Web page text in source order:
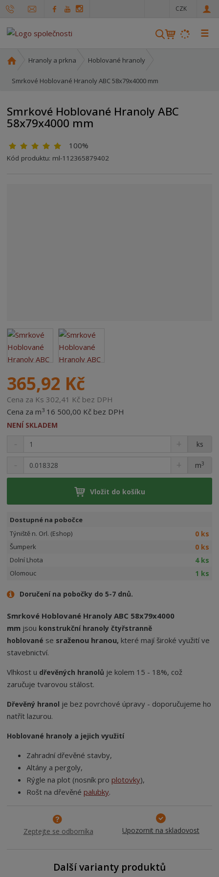
CZK
V
a
t
☰
o
í
s
a
Hranoly a prkna Hoblované hranoly
Smrkové Hoblované Hranoly ABC 58x79x4000 mm
Smrkové Hoblované Hranoly ABC
58x79x4000 mm
100%
Kód produktu: ml-112365879402
365,92 Kč
Cena za Ks 302,41 Kč bez DPH
Cena za m3 16 500,00 Kč bez DPH
NENÍ SKLADEM
ks
m3
Vložit do košíku
Dostupné na pobočce
Týniště n. Orl. (Eshop)
0 ks
Šumperk 0 ks
Dolní Lhota 4 ks
Olomouc 1 ks
Doručení na pobočky do 5-7 dnů.
Smrkové Hoblované Hranoly ABC 58x79x4000
mm jsou konstrukční hranoly čtyřstranně
hoblované se sraženou hranou, které mají široké využití ve
stavebnictví.
Vlhkost u dřevěných hranolů je kolem 15 - 18%, což
zaručuje tvarovou stálost.
Dřevěný hranol je bez povrchové úpravy - doporučujeme ho
natřít lazurou.
Hoblované hranoly a jejich využití
Zahradní dřevěné stavby,
Altány a pergoly,
Rýgle na plot (nosník proplotovky),
Rošt na dřevěnépalubky.
Zeptejte se odborníka Upozornit na skladovost
Další varianty produktů